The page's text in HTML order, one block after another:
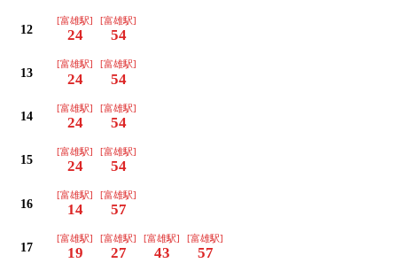
12
[富雄駅]
24
[富雄駅]
54
13
[富雄駅]
24
[富雄駅]
54
14
[富雄駅]
24
[富雄駅]
54
15
[富雄駅]
24
[富雄駅]
54
16
[富雄駅]
14
[富雄駅]
57
17
[富雄駅]
19
[富雄駅]
27
[富雄駅]
43
[富雄駅]
57